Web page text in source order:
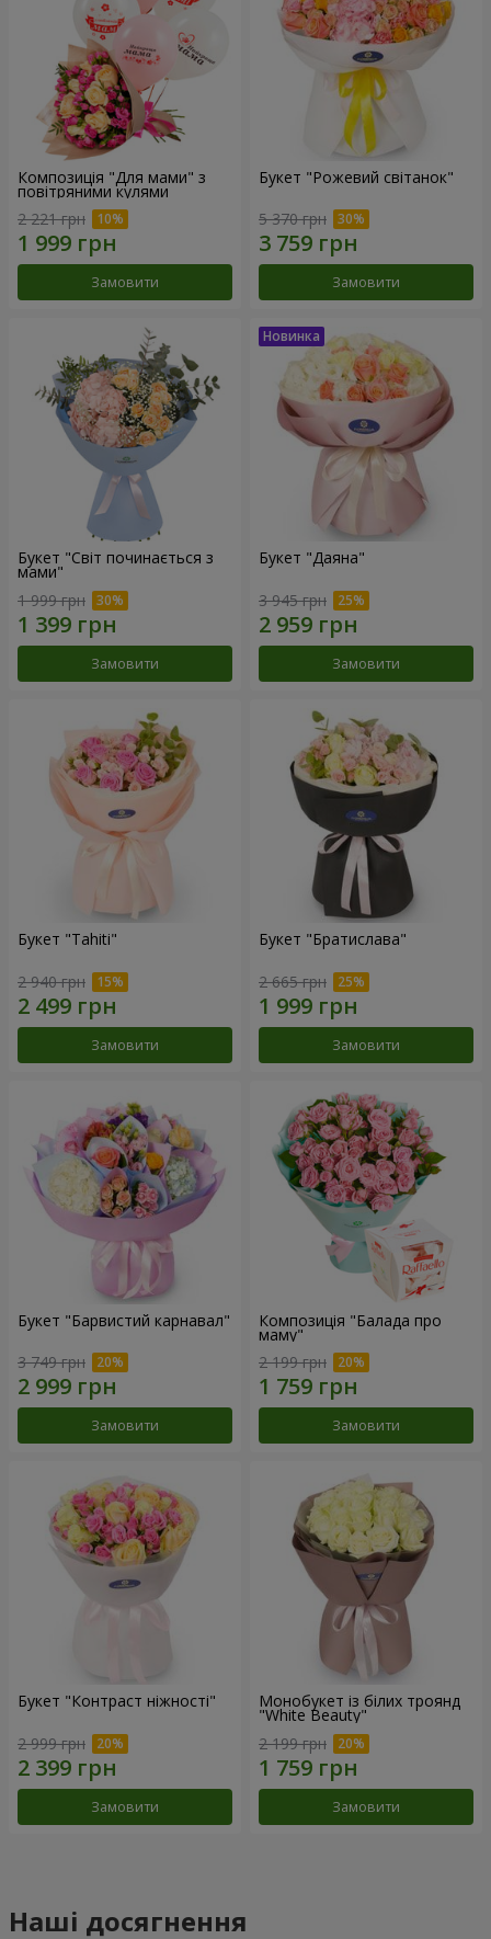
Композиція "Для мами" з
повітряними кулями
2 221 грн
Замовити
Букет "Рожевий світанок"
5 370 грн
Замовити
Букет "Світ починається з
мами"
1 999 грн
Замовити
Букет "Даяна"
3 945 грн
Замовити
Букет "Tahiti"
2 940 грн
Замовити
Букет "Братислава"
2 665 грн
Замовити
Букет "Барвистий карнавал"
3 749 грн
Замовити
Композиція "Балада про
маму"
2 199 грн
Замовити
Букет "Контраст ніжності"
2 999 грн
Замовити
Монобукет із білих троянд
"White Beauty"
2 199 грн
Замовити
Наші досягнення